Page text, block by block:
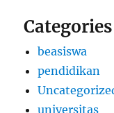
Categories
beasiswa
pendidikan
universitas